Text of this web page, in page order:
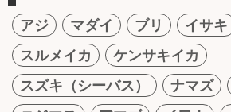
アジ マダイ ブリ イサキ
スルメイカ
ケンサキイカ
スズキ（シーバス）
ナマズ